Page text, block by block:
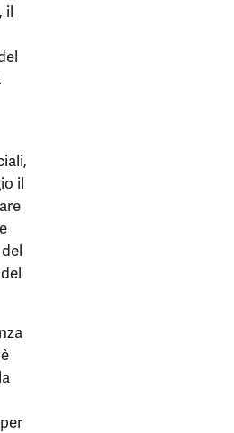
il
il